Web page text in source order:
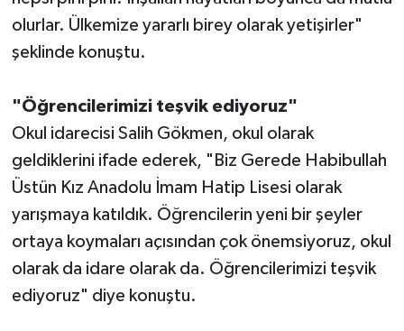
olurlar. Ülkemize yararlı birey olarak yetişirler"
şeklinde konuştu.
"Öğrencilerimizi teşvik ediyoruz"
Okul idarecisi Salih Gökmen, okul olarak
geldiklerini ifade ederek, "Biz Gerede Habibullah
Üstün Kız Anadolu İmam Hatip Lisesi olarak
yarışmaya katıldık. Öğrencilerin yeni bir şeyler
ortaya koymaları açısından çok önemsiyoruz, okul
olarak da idare olarak da. Öğrencilerimizi teşvik
ediyoruz" diye konuştu.